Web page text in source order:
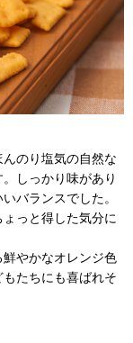
のり塩気の自然な
しっかり味があり
バランスでした。
っと得した気分に
やかなオレンジ色
たちにも喜ばれそ